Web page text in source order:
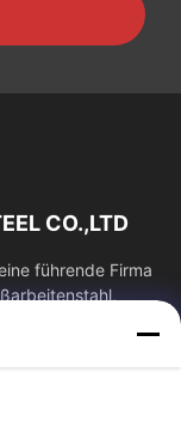
CO.,LTD
führende Firma